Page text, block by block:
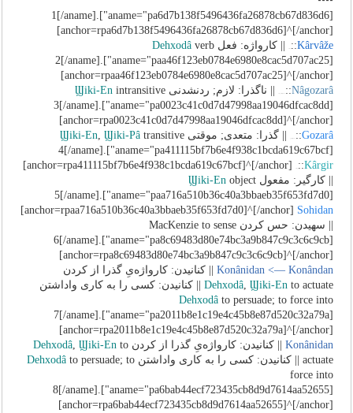
[aname="pa6d7b138f5496436fa26878cb67d836d6"]1[/aname].
[anchor=rpa6d7b138f5496436fa26878cb67d836d6]^[/anchor]
::Kârvâže || کارواژه: فعل Dehxodâverb
[aname="paa46f123eb0784e6980e8cac5d707ac25"]2[/aname].
[anchor=rpaa46f123eb0784e6980e8cac5d707ac25]^[/anchor]
::Nâgozarâ || ناگذرا: لازم; ردنشدنی Ϣiki-Enintransitive
[aname="pa0023c41c0d7d47998aa19046dfcac8dd"]3[/aname].
[anchor=rpa0023c41c0d7d47998aa19046dfcac8dd]^[/anchor]
::Gozarâ || گذرا: متعدی; موقتی Ϣiki-En, Ϣiki-Pâtransitive
[aname="pa411115bf7b6e4f938c1bcda619c67bcf"]4[/aname].
[anchor=rpa411115bf7b6e4f938c1bcda619c67bcf]^[/anchor]
::Kârgir
|| کارگیر: مفعول
Ϣiki-Enobject
[aname="paa716a510b36c40a3bbaeb35f653fd7d0"]5[/aname].
[anchor=rpaa716a510b36c40a3bbaeb35f653fd7d0]^[/anchor] Sohidan
|| سهیدن: حس کردن MacKenzie to sense
[aname="pa8c69483d80e74bc3a9b847c9c3c6c9cb"]6[/aname].
[anchor=rpa8c69483d80e74bc3a9b847c9c3c6c9cb]^[/anchor]
Konânidan <— Konândan || کنانیدن: کارواژه‌یِ گذرا از کردن
Dehxodâ, Ϣiki-Ento actuate || کنانیدن: کسی را به کاری واداشتن
Dehxodâto persuade; to force into
[aname="pa2011b8e1c19e4c45b8e87d520c32a79a"]7[/aname].
[anchor=rpa2011b8e1c19e4c45b8e87d520c32a79a]^[/anchor]
Konânidan || کنانیدن: کارواژه‌یِ گذرا از کردن Dehxodâ, Ϣiki-Ento
actuate || کنانیدن: کسی را به کاری واداشتن
Dehxodâto persuade; to
force into
[aname="pa6bab44ecf723435cb8d9d7614aa52655"]8[/aname].
[anchor=rpa6bab44ecf723435cb8d9d7614aa52655]^[/anchor]